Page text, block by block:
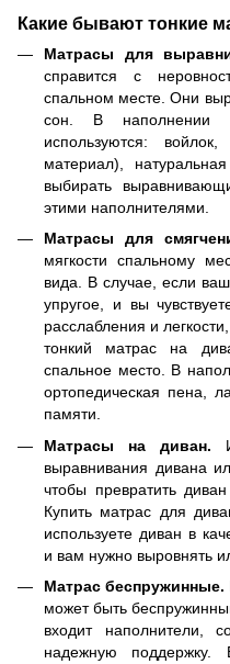
Какие бывают тонкие
Матрасы для
справится с
спальном месте. Они
сон. В наполнении
используются:
материал),
выбирать
этими наполнителями.
Матрасы для
мягкости спальному
вида. В случае, если
упругое, и вы
расслабления и
тонкий матрас на
спальное место. В
ортопедическая пена,
памяти.
Матрасы на диван.
выравнивания дивана
чтобы превратить
Купить матрас для
используете диван в
и вам нужно выровнять
Матрас беспружинные.
может быть
входит наполнители,
надежную поддержку.